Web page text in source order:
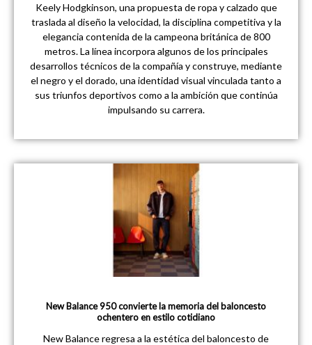
Keely Hodgkinson, una propuesta de ropa y calzado que
traslada al diseño la velocidad, la disciplina competitiva y la
elegancia contenida de la campeona británica de 800
metros. La línea incorpora algunos de los principales
desarrollos técnicos de la compañía y construye, mediante
el negro y el dorado, una identidad visual vinculada tanto a
sus triunfos deportivos como a la ambición que continúa
impulsando su carrera.
New Balance 950 convierte la memoria del baloncesto
ochentero en estilo cotidiano
New Balance regresa a la estética del baloncesto de